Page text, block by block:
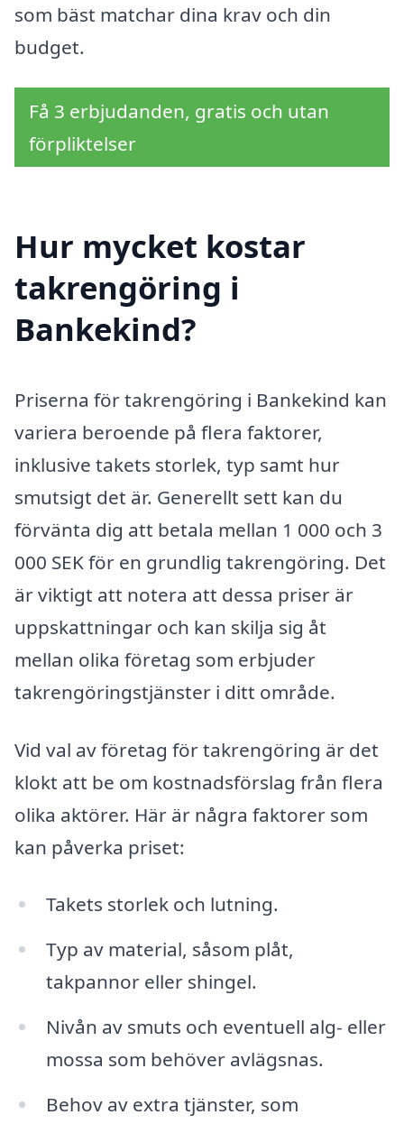
som bäst matchar dina krav och din
budget.
Få 3 erbjudanden, gratis och utan
förpliktelser
Hur mycket kostar
takrengöring i
Bankekind?
Priserna för takrengöring i Bankekind kan
variera beroende på flera faktorer,
inklusive takets storlek, typ samt hur
smutsigt det är. Generellt sett kan du
förvänta dig att betala mellan 1 000 och 3
000 SEK för en grundlig takrengöring. Det
är viktigt att notera att dessa priser är
uppskattningar och kan skilja sig åt
mellan olika företag som erbjuder
takrengöringstjänster i ditt område.
Vid val av företag för takrengöring är det
klokt att be om kostnadsförslag från flera
olika aktörer. Här är några faktorer som
kan påverka priset:
Takets storlek och lutning.
Typ av material, såsom plåt,
takpannor eller shingel.
Nivån av smuts och eventuell alg- eller
mossa som behöver avlägsnas.
Behov av extra tjänster, som